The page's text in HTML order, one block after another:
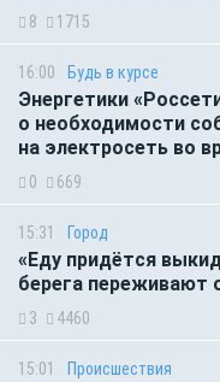
8 1715
16:00 Будь в курсе
Энергетики
о необходимости
на электросеть во
0 669
15:31 Город
«Еду придётся
берега переживают
3 4460
15:01 Происшествия